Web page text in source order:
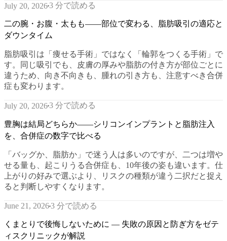
July 20, 20263 分で読める
二の腕・お腹・太もも——部位で変わる、脂肪吸引の適応と
ダウンタイム
脂肪吸引は「痩せる手術」ではなく「輪郭をつくる手術」で
す。同じ吸引でも、皮膚の厚みや脂肪の付き方が部位ごとに
違うため、向き不向きも、腫れの引き方も、注意すべき合併
症も変わります。
July 20, 20263 分で読める
豊胸は結局どちらか——シリコンインプラントと脂肪注入
を、合併症の数字で比べる
「バッグか、脂肪か」で迷う人は多いのですが、二つは増や
せる量も、起こりうる合併症も、10年後の姿も違います。仕
上がりの好みで選ぶより、リスクの種類が違う二択だと捉え
ると判断しやすくなります。
June 21, 20263 分で読める
くまとりで後悔しないために — 失敗の原因と防ぎ方をゼテ
ィスクリニックが解説